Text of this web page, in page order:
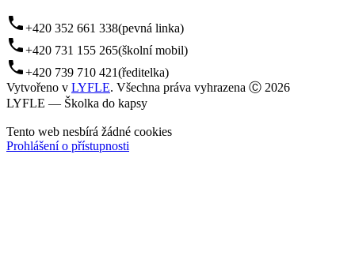
phone+420 352 661 338(pevná linka)
phone+420 731 155 265(školní mobil)
phone+420 739 710 421(ředitelka)
Vytvořeno v LYFLE. Všechna práva vyhrazena Ⓒ 2026
LYFLE — Školka do kapsy
Tento web nesbírá žádné cookies
Prohlášení o přístupnosti